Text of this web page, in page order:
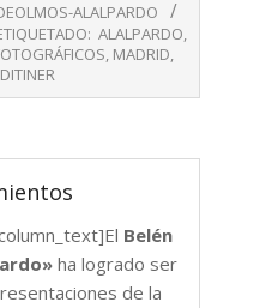
ALALPARDO
ALALPARDO,
, MADRID,
Belén
ha logrado ser
de la